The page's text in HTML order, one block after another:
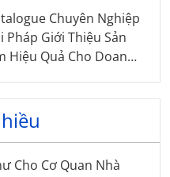
Chuyên Nghiệp
Pháp Giới Thiệu Sản
Hiệu Quả Cho Doanh
Cho Cơ Quan Nhà